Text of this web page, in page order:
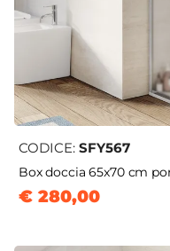
CODICE: SFY567
Box doccia 65x70 cm
€ 280,00